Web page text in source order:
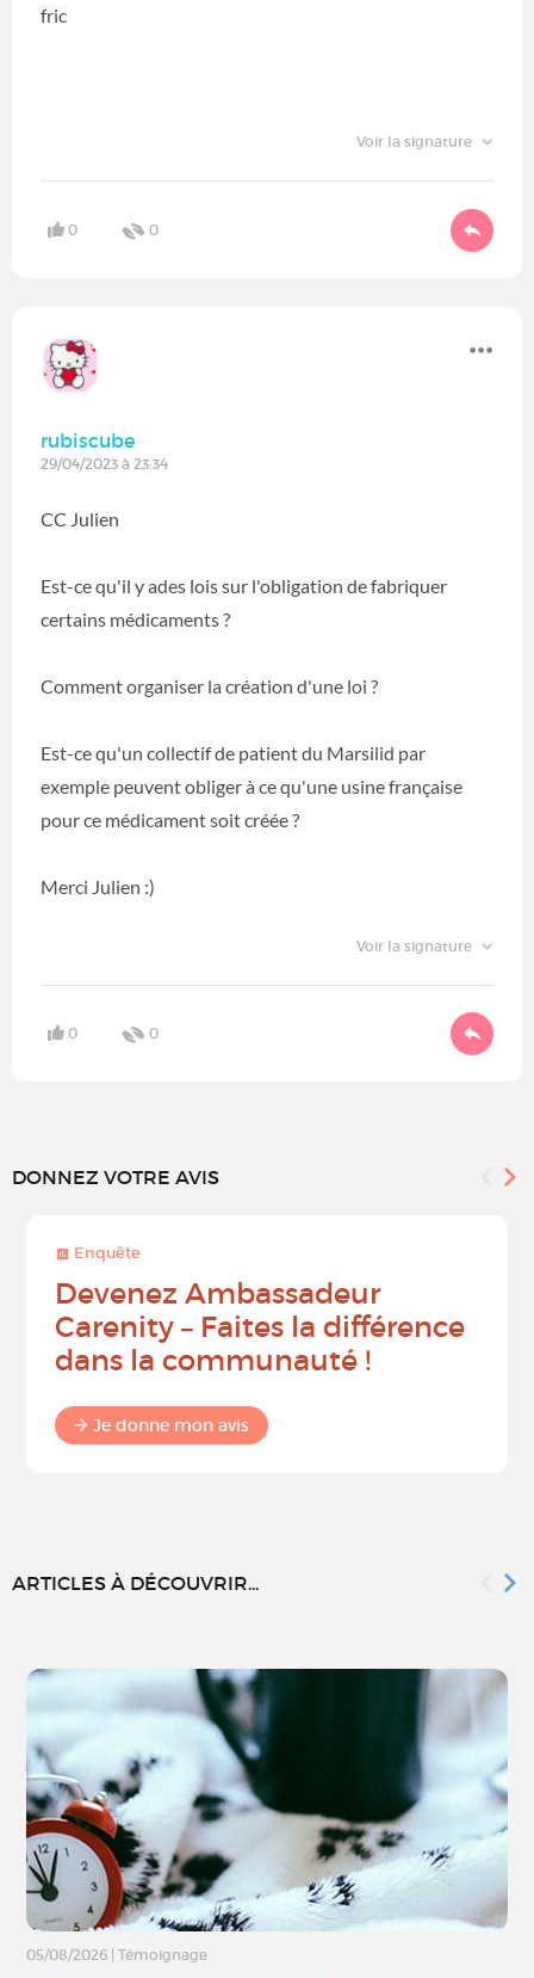
fric
Voir la signature
0 0
rubiscube
29/04/2023 à 23:34
CC Julien
Est-ce qu'il y ades lois sur l'obligation de fabriquer
certains médicaments ?
Comment organiser la création d'une loi ?
Est-ce qu'un collectif de patient du Marsilid par
exemple peuvent obliger à ce qu'une usine française
pour ce médicament soit créée ?
Merci Julien :)
Voir la signature
0 0
DONNEZ VOTRE AVIS
Enquête
Devenez Ambassadeur
Carenity – Faites la différence
dans la communauté !
Je donne mon avis
ARTICLES À DÉCOUVRIR...
05/08/2026 Témoignage